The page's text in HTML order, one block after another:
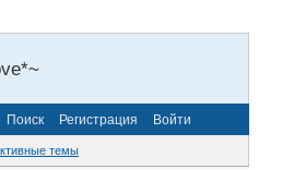
Поиск Регистрация Войти
темы